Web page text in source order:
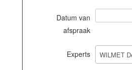
Datum van
afspraak
Experts